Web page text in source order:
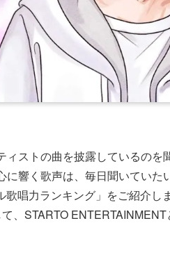
ィストの曲を披露しているの
に響く歌声は、毎日聞いてい
歌唱力ランキング」をご紹介し
、STARTO